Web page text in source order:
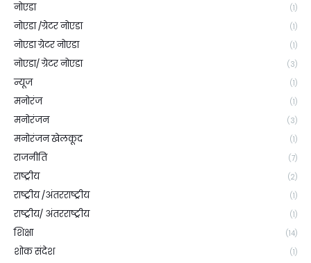
नोएडा (1)
नोएडा /ग्रेटर नोएडा (1)
नोएडा ग्रेटर नोएडा (1)
नोएडा/ ग्रेटर नोएडा (3)
न्यूज (1)
मनोरंज (1)
मनोरंजन (3)
मनोरंजन खेलकूद (1)
राजनीति (7)
राष्ट्रीय (2)
राष्ट्रीय /अंतरराष्ट्रीय (1)
राष्ट्रीय/ अंतरराष्ट्रीय (1)
शिक्षा (14)
शोक संदेश (1)